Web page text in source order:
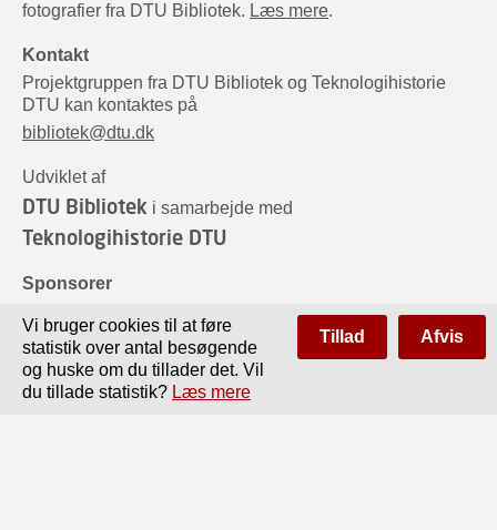
fotografier fra DTU Bibliotek. Læs mere.
Kontakt
Projektgruppen fra DTU Bibliotek og Teknologihistorie
DTU kan kontaktes på
bibliotek@dtu.dk
Udviklet af
DTU Bibliotek i samarbejde med
Teknologihistorie DTU
Sponsorer
Vi bruger cookies til at føre
statistik over antal besøgende
og huske om du tillader det. Vil
du tillade statistik? Læs mere
Tillad Afvis